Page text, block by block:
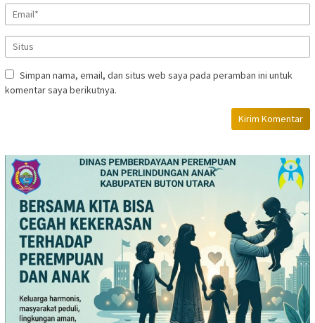
Simpan nama, email, dan situs web saya pada peramban ini untuk
komentar saya berikutnya.